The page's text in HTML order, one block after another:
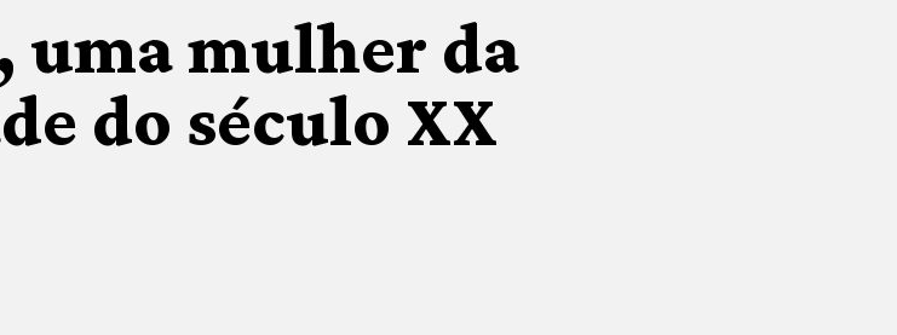
uma mulher da
do século XX